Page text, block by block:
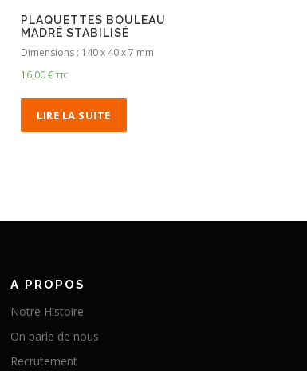
PLAQUETTES BOULEAU
MADRÉ STABILISÉ
Dimensions : 140 x 40 x 7 mm
16,00€ TTC
LIRE LA SUITE
A PROPOS
Notre Histoire
On parle de nous
Recrutement